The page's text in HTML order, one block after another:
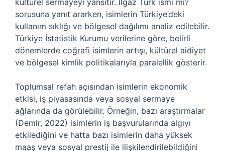
kültürel sermayeyi yansıtır. Ilgaz Türk ismi mi?
sorusuna yanıt ararken, isimlerin Türkiye’deki
kullanım sıklığı ve bölgesel dağılımı analiz edilebilir.
Türkiye İstatistik Kurumu verilerine göre, belirli
dönemlerde coğrafi isimlerin artışı, kültürel aidiyet
ve bölgesel kimlik politikalarıyla paralellik gösterir.
Toplumsal refah açısından isimlerin ekonomik
etkisi, iş piyasasında veya sosyal sermaye
ağlarında da görülebilir. Örneğin, bazı araştırmalar
(Demir, 2022) isimlerin iş başvurularında algıyı
etkilediğini ve hatta bazı isimlerin daha yüksek
maaş veya sosyal prestij ile ilişkilendirilebildiğini